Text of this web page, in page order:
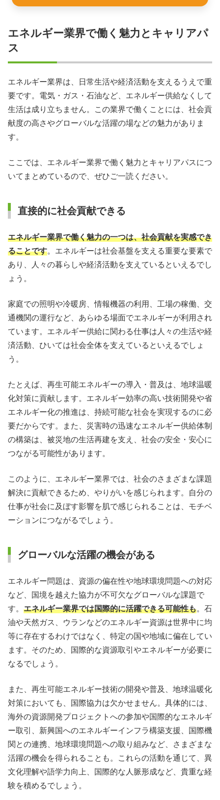
エネルギー業界で働く魅力とキャリアパ
ス
エネルギー業界は、日常生活や経済活動を支えるうえで重
要です。電気・ガス・石油など、エネルギー供給なくして
生活は成り立ちません。この業界で働くことには、社会貢
献度の高さやグローバルな活躍の場などの魅力がありま
す。
ここでは、エネルギー業界で働く魅力とキャリアパスにつ
いてまとめているので、ぜひご一読ください。
直接的に社会貢献できる
エネルギー業界で働く魅力の一つは、社会貢献を実感でき
ることです。エネルギーは社会基盤を支える重要な要素で
あり、人々の暮らしや経済活動を支えているといえるでし
ょう。
家庭での照明や冷暖房、情報機器の利用、工場の稼働、交
通機関の運行など、あらゆる場面でエネルギーが利用され
ています。エネルギー供給に関わる仕事は人々の生活や経
済活動、ひいては社会全体を支えているといえるでしょ
う。
たとえば、再生可能エネルギーの導入・普及は、地球温暖
化対策に貢献します。エネルギー効率の高い技術開発や省
エネルギー化の推進は、持続可能な社会を実現するのに必
要だからです。また、災害時の迅速なエネルギー供給体制
の構築は、被災地の生活再建を支え、社会の安全・安心に
つながる可能性があります。
このように、エネルギー業界では、社会のさまざまな課題
解決に貢献できるため、やりがいを感じられます。自分の
仕事が社会に及ぼす影響を肌で感じられることは、モチベ
ーションにつながるでしょう。
グローバルな活躍の機会がある
エネルギー問題は、資源の偏在性や地球環境問題への対応
など、国境を越えた協力が不可欠なグローバルな課題で
す。 エネルギー業界では国際的に活躍できる可能性も。石
油や天然ガス、ウランなどのエネルギー資源は世界中に均
等に存在するわけではなく、特定の国や地域に偏在してい
ます。そのため、国際的な資源取引やエネルギーが必要に
なるでしょう。
また、再生可能エネルギー技術の開発や普及、地球温暖化
対策においても、国際協力は欠かせません。具体的には、
海外の資源開発プロジェクトへの参加や国際的なエネルギ
ー取引、新興国へのエネルギーインフラ構築支援、国際機
関との連携、地球環境問題への取り組みなど、さまざまな
活躍の機会を得られることも。これらの活動を通じて、異
文化理解や語学力向上、国際的な人脈形成など、貴重な経
験を積めるでしょう。